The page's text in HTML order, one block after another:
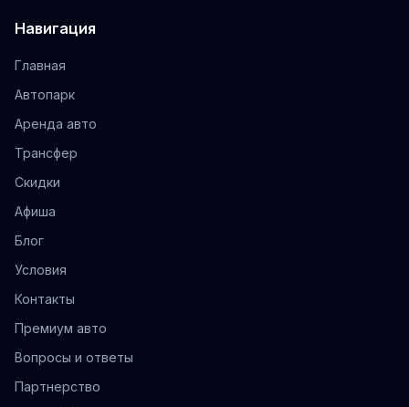
Навигация
Главная
Автопарк
Аренда авто
Трансфер
Скидки
Афиша
Блог
Условия
Контакты
Премиум авто
Вопросы и ответы
Партнерство